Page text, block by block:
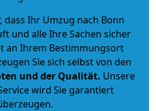
dass Ihr Umzug nach Bonn
und alle Ihre Sachen sicher
an Ihrem Bestimmungsort
Sie sich selbst von den
und der Qualität. Unsere
wird Sie garantiert